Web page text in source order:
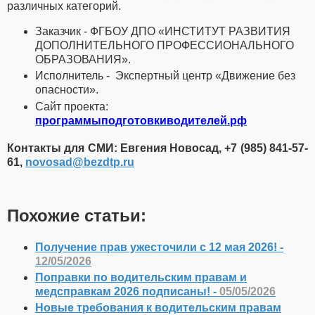
различных категорий.
Заказчик - ФГБОУ ДПО «ИНСТИТУТ РАЗВИТИЯ
ДОПОЛНИТЕЛЬНОГО ПРОФЕССИОНАЛЬНОГО
ОБРАЗОВАНИЯ».
Исполнитель - Экспертный центр «Движение без
опасности».
Сайт проекта:
программыподготовкиводителей.рф
Контакты для СМИ: Евгения Новосад, +7 (985) 841-57-
61, novosad​ @ ​bezdtp.ru
Похожие статьи:
Получение прав ужесточили с 12 мая 2026! -
12/05/2026
Поправки по водительским правам и
медсправкам 2026 подписаны! - 05/05/2026
Новые требования к водительским правам